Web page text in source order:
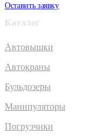
Оставить заявку
Каталог
Автовышки
Автокраны
Бульдозеры
Манипуляторы
Погрузчики